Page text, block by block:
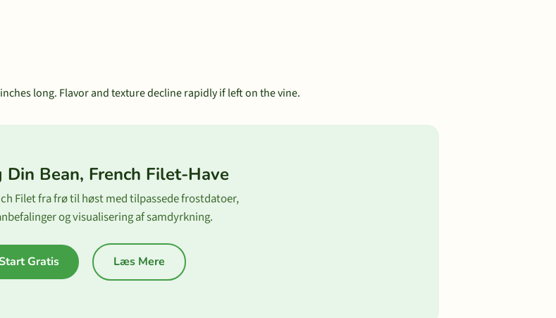
long. Flavor and texture decline rapidly if left on the vine.
Bean, French Filet-Have
Filet fra frø til høst med tilpassede frostdatoer,
og visualisering af samdyrkning.
Gratis Læs Mere